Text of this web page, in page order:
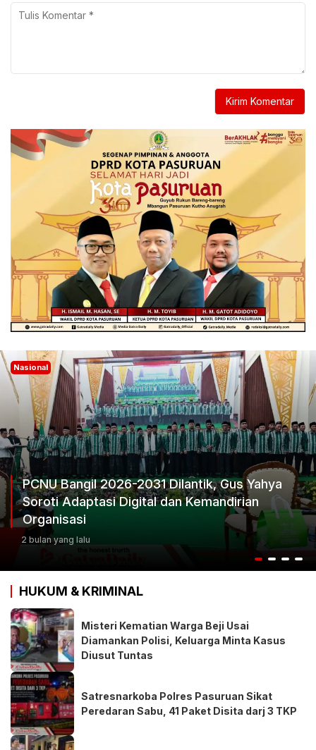
Nasional
Ketum Progib Dorong Rapimwil Jatim Hasilkan
Keputusan Terbaik
3 bulan yang lalu
HUKUM & KRIMINAL
Misteri Kematian Warga Beji Usai
Diamankan Polisi, Keluarga Minta Kasus
Diusut Tuntas
Satresnarkoba Polres Pasuruan Sikat
Peredaran Sabu, 41 Paket Disita darj 3 TKP